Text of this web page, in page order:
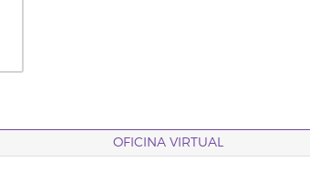
OFICINA VIRTUAL